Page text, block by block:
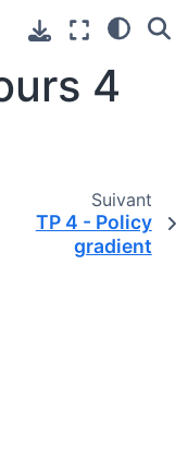
4
Suivant
TP 4 - Policy
gradient